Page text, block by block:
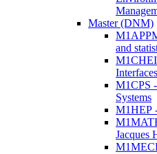
Master (DNM)
and
Interfaces
M1CPS
Systems
M1HEP
Jacques